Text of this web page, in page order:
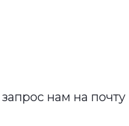
нам на почту